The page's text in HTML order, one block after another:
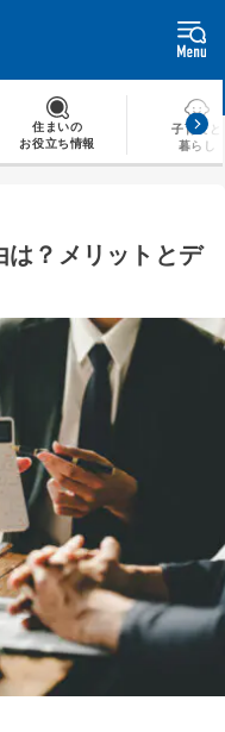
住まいの
お役立ち情報
子育てと
暮らし
は？メリットとデ